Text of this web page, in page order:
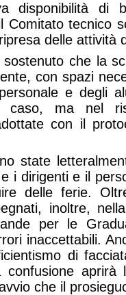
disponibilità di
tecnico
delle attività
che la
con spazi
e degli
caso, ma nel
con il
state
i dirigenti e il
delle ferie.
inoltre,
per le
inaccettabili.
di
confusione
che il